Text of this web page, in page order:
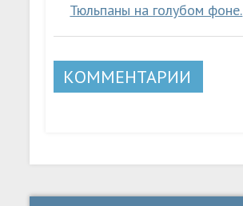
Тюльпаны на голубом фоне.
КОММЕНТАРИИ